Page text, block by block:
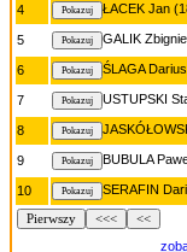
4 ŁACEK Jan
5 GALIK
6 ŚLAGA
7 USTUPSKI
8
9 BUBULA
10 SERAFIN
Pierwszy <<< <<